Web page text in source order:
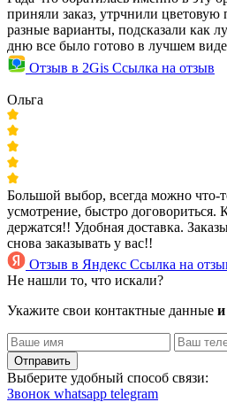
приняли заказ, утрчнили цветовую
разные варианты, подсказали как
дню все было готово в лучшем виде
Отзыв в 2Gis Ссылка на отзыв
Ольга
Большой выбор, всегда можно что-
усмотрение, быстро договориться.
держатся!! Удобная доставка.
снова заказывать у вас!!
Отзыв в Яндекс Ссылка на
Не нашли то, что искали?
Укажите свои контактные данные
Отправить
Выберите удобный способ связи:
Звонок whatsapp telegram